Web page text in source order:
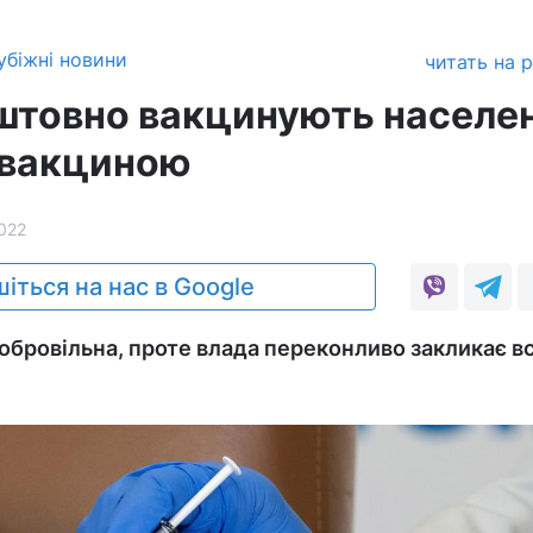
новини читать на
вакцинують
на нас в Google
проте влада переконливо закликає